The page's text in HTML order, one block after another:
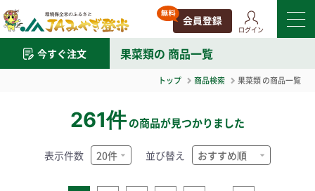
ログイン
今すぐ注文 果菜類の 商品一覧
トップ 商品検索 果菜類の商品一覧
261件の商品が見つかりました
表示件数 並び替え